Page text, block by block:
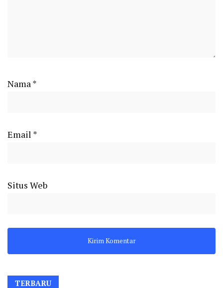
Nama*
Email *
Situs Web
TERBARU